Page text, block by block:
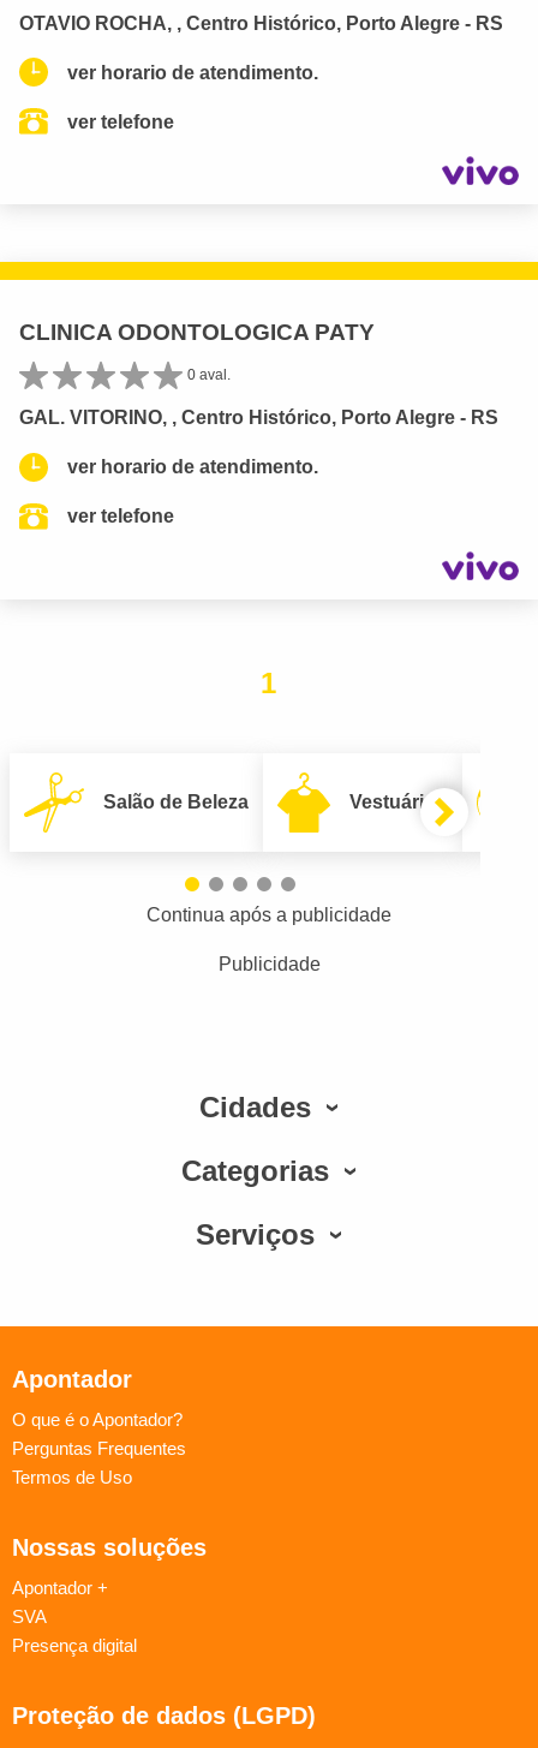
OTAVIO ROCHA, , Centro Histórico, Porto Alegre - RS
ver horario de atendimento.
ver telefone
CLINICA ODONTOLOGICA PATY
0 aval.
GAL. VITORINO, , Centro Histórico, Porto Alegre - RS
ver horario de atendimento.
ver telefone
1
Salão de Beleza Vestuário
Continua após a publicidade
Publicidade
Cidades
Categorias
Serviços
Apontador
O que é o Apontador?
Perguntas Frequentes
Termos de Uso
Nossas soluções
Apontador +
SVA
Presença digital
Proteção de dados (LGPD)